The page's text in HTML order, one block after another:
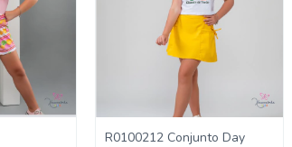
R0100212 Conjunto Day